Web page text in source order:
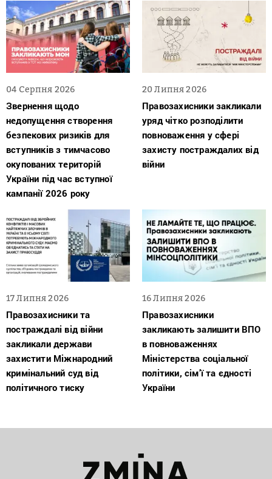
04 Серпня 2026
Звернення щодо
недопущення створення
безпекових ризиків для
вступників з тимчасово
окупованих територій
України під час вступної
кампанії 2026 року
20 Липня 2026
Правозахисники закликали
уряд чітко розподілити
повноваження у сфері
захисту постраждалих від
війни
17 Липня 2026
Правозахисники та
постраждалі від війни
закликали держави
захистити Міжнародний
кримінальний суд від
політичного тиску
16 Липня 2026
Правозахисники
закликають залишити ВПО
в повноваженнях
Міністерства соціальної
політики, сім’ї та єдності
України